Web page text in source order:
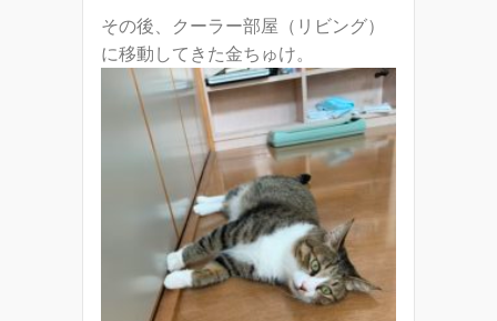
その後、クーラー部屋（リビング）
に移動してきた金ちゅけ。